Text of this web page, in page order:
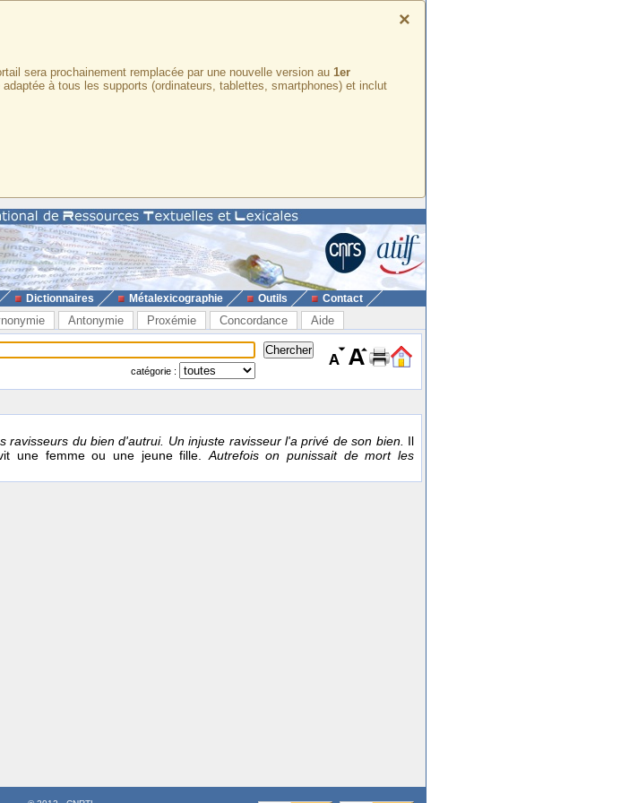
×
sera prochainement remplacée par une nouvelle version au 1er
à tous les supports (ordinateurs, tablettes, smartphones) et inclut
Dictionnaires Métalexicographie Outils Contact
Antonymie Proxémie Concordance Aide
catégorie :
ravisseurs du bien d'autrui. Un injuste ravisseur l'a privé de son bien. Il
une femme ou une jeune fille.Autrefois on punissait de mort les